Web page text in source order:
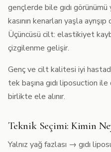
gençlerde bile gıdı
kasının kenarları yaşla
Üçüncüsü cilt: elastikiyet
çizgilenme gelişir.
Genç ve cilt kalitesi iyi
tek başına gıdı liposuction ile
birlikte ele alınır.
Teknik Seçimi: Kimin
Yalnız yağ fazlası → gıdı